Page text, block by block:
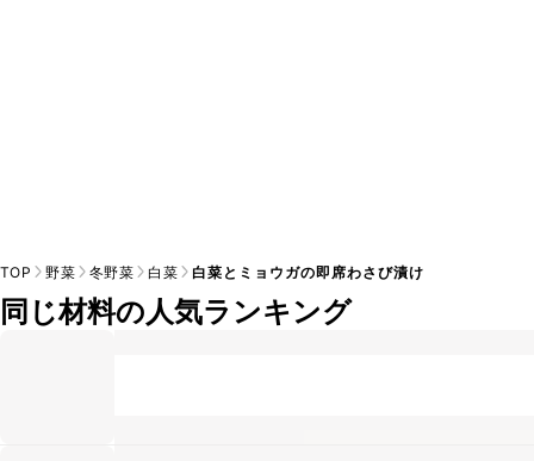
TOP 野菜 冬野菜 白菜 白菜とミョウガの即席わさび漬け
同じ材料の人気ランキング